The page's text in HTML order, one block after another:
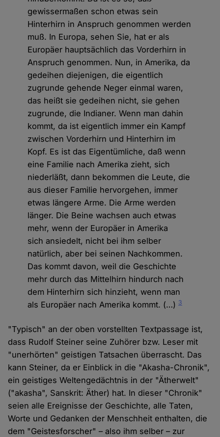
gewissermaßen schon etwas sein
Hinterhirn in Anspruch genommen werden
muß. In Europa, sehen Sie, hat er als
Europäer hauptsächlich das Vorderhirn in
Anspruch genommen. Nun, in Amerika, da
gedeihen diejenigen, die eigentlich
zugrunde gehende Neger einmal waren,
das heißt sie gedeihen nicht, sie gehen
zugrunde, die Indianer. Wenn man dahin
kommt, da ist eigentlich immer ein Kampf
zwischen Vorderhirn und Hinterhirn im
Kopf. Es ist das Eigentümliche, daß wenn
eine Familie nach Amerika zieht, sich
niederläßt, dann bekommen die Leute, die
aus dieser Familie hervorgehen, immer
etwas längere Arme. Die Arme werden
länger. Die Beine wachsen auch etwas
mehr, wenn der Europäer in Amerika
sich ansiedelt, nicht bei ihm selber
natürlich, aber bei seinen Nachkommen.
Das kommt davon, weil die Geschichte
mehr durch das Mittelhirn hindurch nach
dem Hinterhirn sich hinzieht, wenn man
als Europäer nach Amerika kommt. (…)3
"Typisch" an der oben vorstellten Textpassage ist,
dass Rudolf Steiner seine Zuhörer bzw. Leser mit
"unerhörten" geistigen Tatsachen überrascht. Das
kann Steiner, da er Einblick in die "Akasha-Chronik",
ein geistiges Weltengedächtnis in der "Ätherwelt"
("akasha", Sanskrit: Äther) hat. In dieser "Chronik"
seien alle Ereignisse der Geschichte, alle Taten,
Worte und Gedanken der Menschheit enthalten, die
dem "Geistesforscher" – also ihm selber – zur